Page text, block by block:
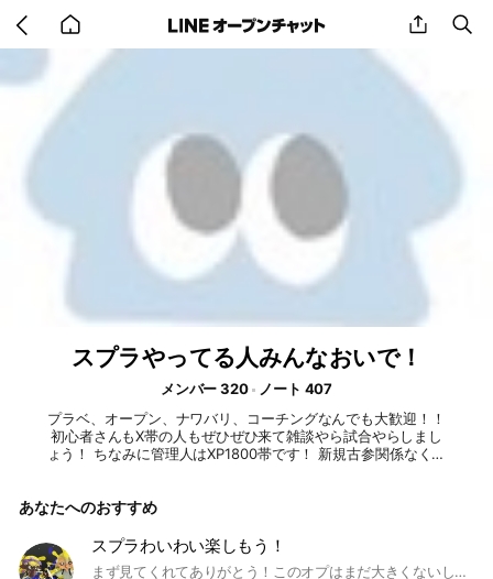
back
home
share
スプラやってる人みんなおいで！
メンバー 320
ノート 407
プラベ、オープン、ナワバリ、コーチングなんでも大歓迎！！
初心者さんもX帯の人もぜひぜひ来て雑談やら試合やらしまし
ょう！ ちなみに管理人はXP1800帯です！ 新規古参関係なく楽
大会とかやろうと思いまーす #スプラ3#ガチ勢#エンジョイ勢
耐久ライト達成！2026年7月15日
あなたへのおすすめ
スプラわいわい楽しもう！
まず見てくれてありがとう！このオプはまだ大きくないし人数もあんまりだけどこれから人数増えたら古参のチャンス！ この部屋は主にプラベでいろんなことをわいわい楽しむオプだよ！対抗戦、タイマン、鬼ごっこ等、とにかくスプラ関係はなんでもしていいよ！もちろんナワバリやガチマッチ、サーモンランも歓迎だよ！ 雑談部屋もあるからぜひきてね！ 入ってくれたらうれしいなぁ😆